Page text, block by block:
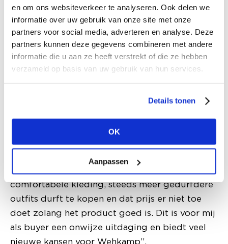
en om ons websiteverkeer te analyseren. Ook delen we
informatie over uw gebruik van onze site met onze
partners voor social media, adverteren en analyse. Deze
partners kunnen deze gegevens combineren met andere
informatie die u aan ze heeft verstrekt of die ze hebben
verzameld op basis van uw gebruik van hun services.
Details tonen
OK
Aanpassen
Joyce is buyer voor Ladies Fashion binnen
Wehkamp en medeverantwoordelijk voor de
stijlclusters Fashion Lover en Classic. Wehkamp
optimaal te kunnen bedienen. “Onze visie is om
kunnen we met ons Fashion Lover cluster goed
op inspelen door te zorgen dat we de nieuwste
comfortabele kleding, steeds meer gedurfdere
outfits durft te kopen en dat prijs er niet toe
doet zolang het product goed is. Dit is voor mij
als buyer een onwijze uitdaging en biedt veel
nieuwe kansen voor Wehkamp”.